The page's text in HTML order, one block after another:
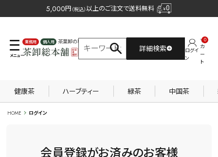
5,000円 （税込）以上のご注文で送料無料
業務用 個人用
茶葉卸の専門サイト
詳細検索
ログイ
ン
カ
ー
ト
0
健康茶 ハーブティー 緑茶 中国茶
HOME ログイン
会員登録がお済みのお客様